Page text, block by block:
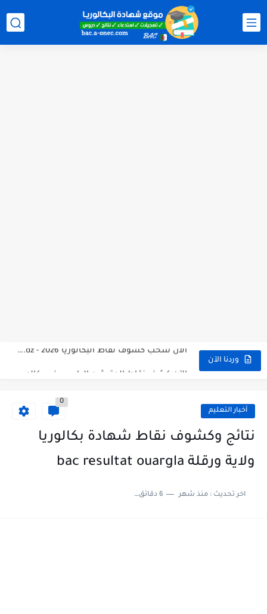
وردنا الآن
استخراج كشف نقاط شهادة البكالوريا 2026 bac.onec.dz relevè أخبار التعليم
0
نتائج وكشوف نقاط شهادة بكالوريا
ولاية ورقلة bac resultat ouargla
اخر تحديث :منذ شهر 6 دقائق للقراءة